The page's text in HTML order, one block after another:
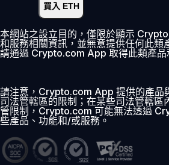
存入
即時•
首 30 日 0% 費用
買入 ETH
本網站之設立目的，僅限於顯示
和服務相關資訊，並無意提供任何此類
請通過 Crypto.com App 取得此類產品
請注意，Crypto.com App 提供的產品
司法管轄區的限制；在某些司法管轄區
管限制，Crypto.com 可能無法透過
些產品、功能和/或服務。